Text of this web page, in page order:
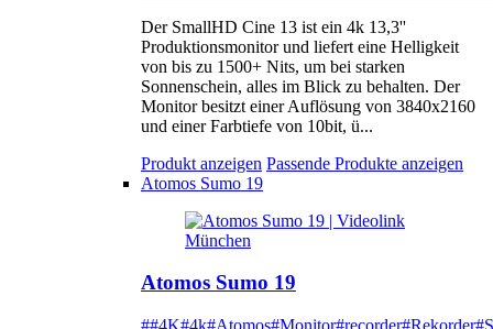
Der SmallHD Cine 13 ist ein 4k 13,3''
Produktionsmonitor und liefert eine Helligkeit
von bis zu 1500+ Nits, um bei starken
Sonnenschein, alles im Blick zu behalten. Der
Monitor besitzt einer Auflösung von 3840x2160
und einer Farbtiefe von 10bit, ü...
Produkt anzeigen Passende Produkte anzeigen
Atomos Sumo 19
Atomos Sumo 19
##4K#4k#Atomos#Monitor#recorder#Rekorder